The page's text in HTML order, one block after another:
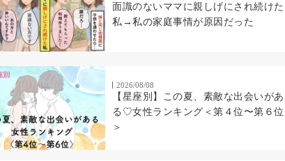
面識のないママに親しげにされ続けた
私→私の家庭事情が原因だった
2026/08/08
【星座別】この夏、素敵な出会いがあ
る♡女性ランキング＜第４位〜第６位
＞